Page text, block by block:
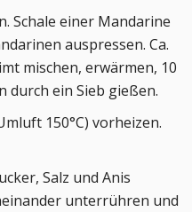
Schale einer Mandarine
auspressen. Ca.
mischen, erwärmen, 10
durch ein Sieb gießen.
150°C) vorheizen.
Salz und Anis
unterrühren und